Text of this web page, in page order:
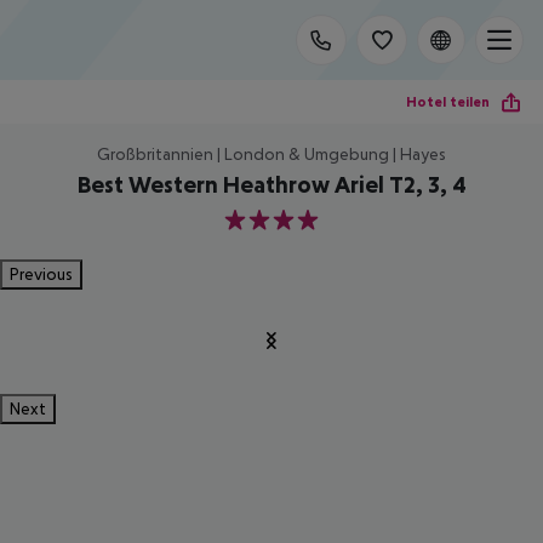
Hotel teilen
Großbritannien | London & Umgebung | Hayes
Best Western Heathrow Ariel T2, 3, 4
4
Previous
Next